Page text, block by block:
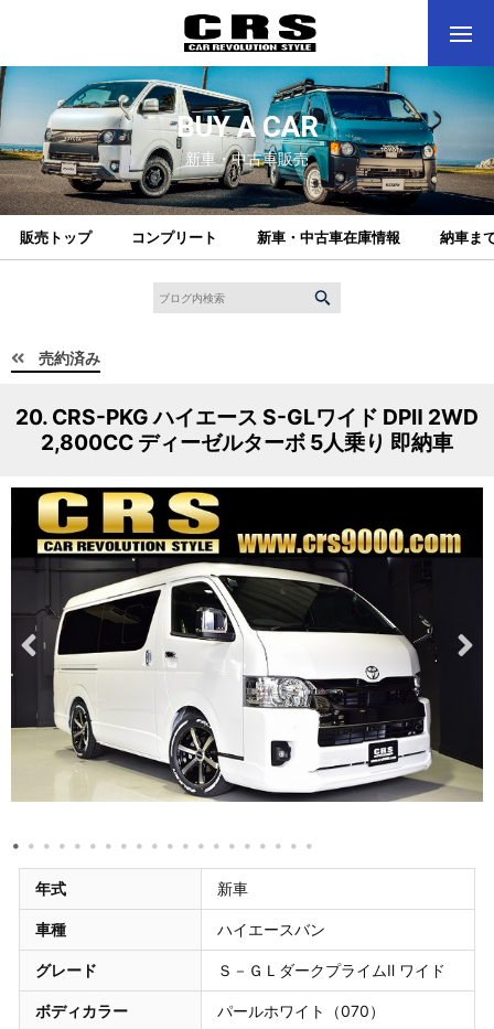
BUY A CAR
新車・中古車販売
販売トップ コンプリート 新車・中古車在庫情報 納車ま
売約済み
20. CRS-PKG ハイエース S-GLワイド DPⅡ 2WD
2,800CC ディーゼルターボ 5人乗り 即納車
年式 新車
車種 ハイエースバン
グレード Ｓ－ＧＬダークプライムⅡ ワイド
ボディカラー パールホワイト（070）